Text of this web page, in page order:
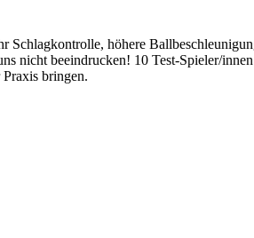
höhere
nicht beeindrucken! 10 Test-Spieler/
bringen.